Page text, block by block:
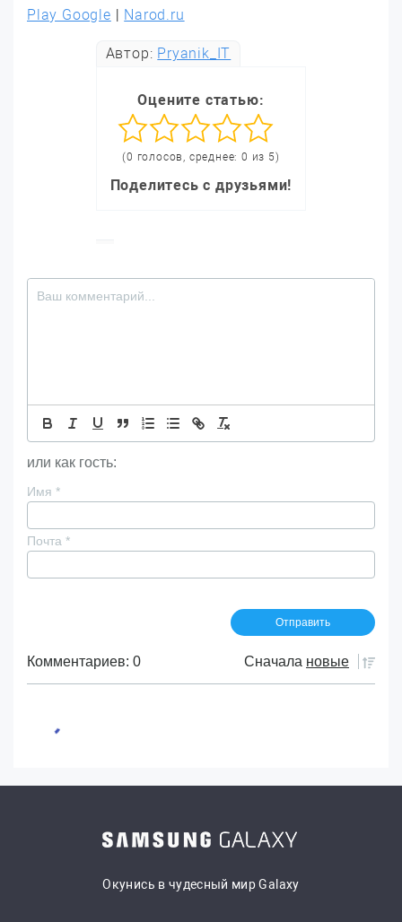
Play Google | Narod.ru
Автор: Pryanik_IT
Оцените статью:
(0 голосов, среднее: 0 из 5)
Поделитесь с друзьями!
или как гость:
Имя *
Почта *
Комментариев: 0 Сначала новые
Окунись в чудесный мир Galaxy